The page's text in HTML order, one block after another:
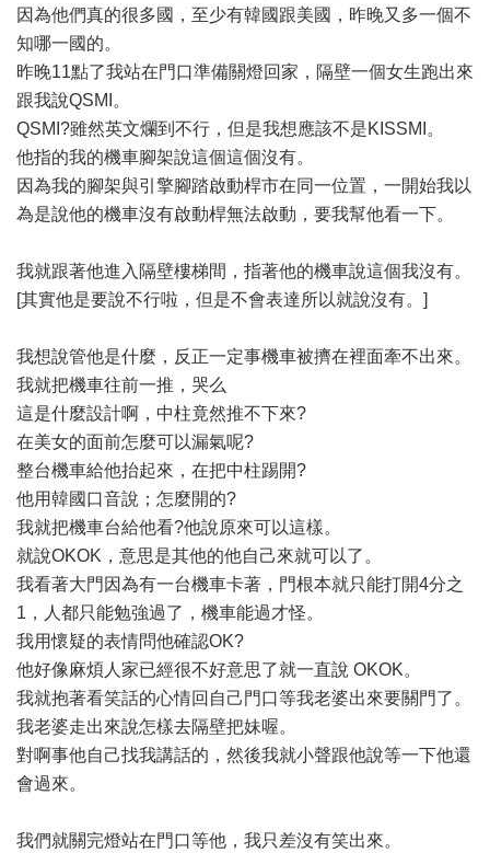
因為他們真的很多國，至少有韓國跟美國，昨晚又多一個不
知哪一國的。
昨晚11點了我站在門口準備關燈回家，隔壁一個女生跑出來
跟我說QSMI。
QSMI?雖然英文爛到不行，但是我想應該不是KISSMI。
他指的我的機車腳架說這個這個沒有。
因為我的腳架與引擎腳踏啟動桿市在同一位置，一開始我以
為是說他的機車沒有啟動桿無法啟動，要我幫他看一下。
我就跟著他進入隔壁樓梯間，指著他的機車說這個我沒有。
[其實他是要說不行啦，但是不會表達所以就說沒有。]
我想說管他是什麼，反正一定事機車被擠在裡面牽不出來。
我就把機車往前一推，哭么
這是什麼設計啊，中柱竟然推不下來?
在美女的面前怎麼可以漏氣呢?
整台機車給他抬起來，在把中柱踢開?
他用韓國口音說；怎麼開的?
我就把機車台給他看?他說原來可以這樣。
就說OKOK，意思是其他的他自己來就可以了。
我看著大門因為有一台機車卡著，門根本就只能打開4分之
1，人都只能勉強過了，機車能過才怪。
我用懷疑的表情問他確認OK?
他好像麻煩人家已經很不好意思了就一直說 OKOK。
我就抱著看笑話的心情回自己門口等我老婆出來要關門了。
我老婆走出來說怎樣去隔壁把妹喔。
對啊事他自己找我講話的，然後我就小聲跟他說等一下他還
會過來。
我們就關完燈站在門口等他，我只差沒有笑出來。